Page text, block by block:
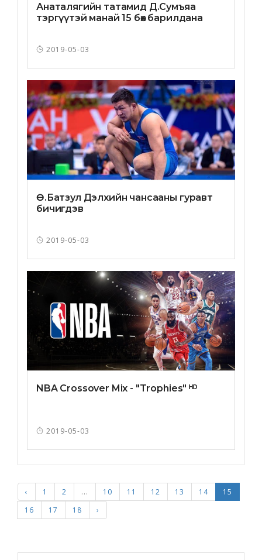
Анаталягийн татамид Д.Сумъяа
тэргүүтэй манай 15 бөх барилдана
2019-05-03
Ө.Батзул Дэлхийн чансааны гуравт
бичигдэв
2019-05-03
NBA Crossover Mix - "Trophies" ᴴᴰ
2019-05-03
‹ 1 2 ... 10 11 12 13 14
15
16
17 18 ›